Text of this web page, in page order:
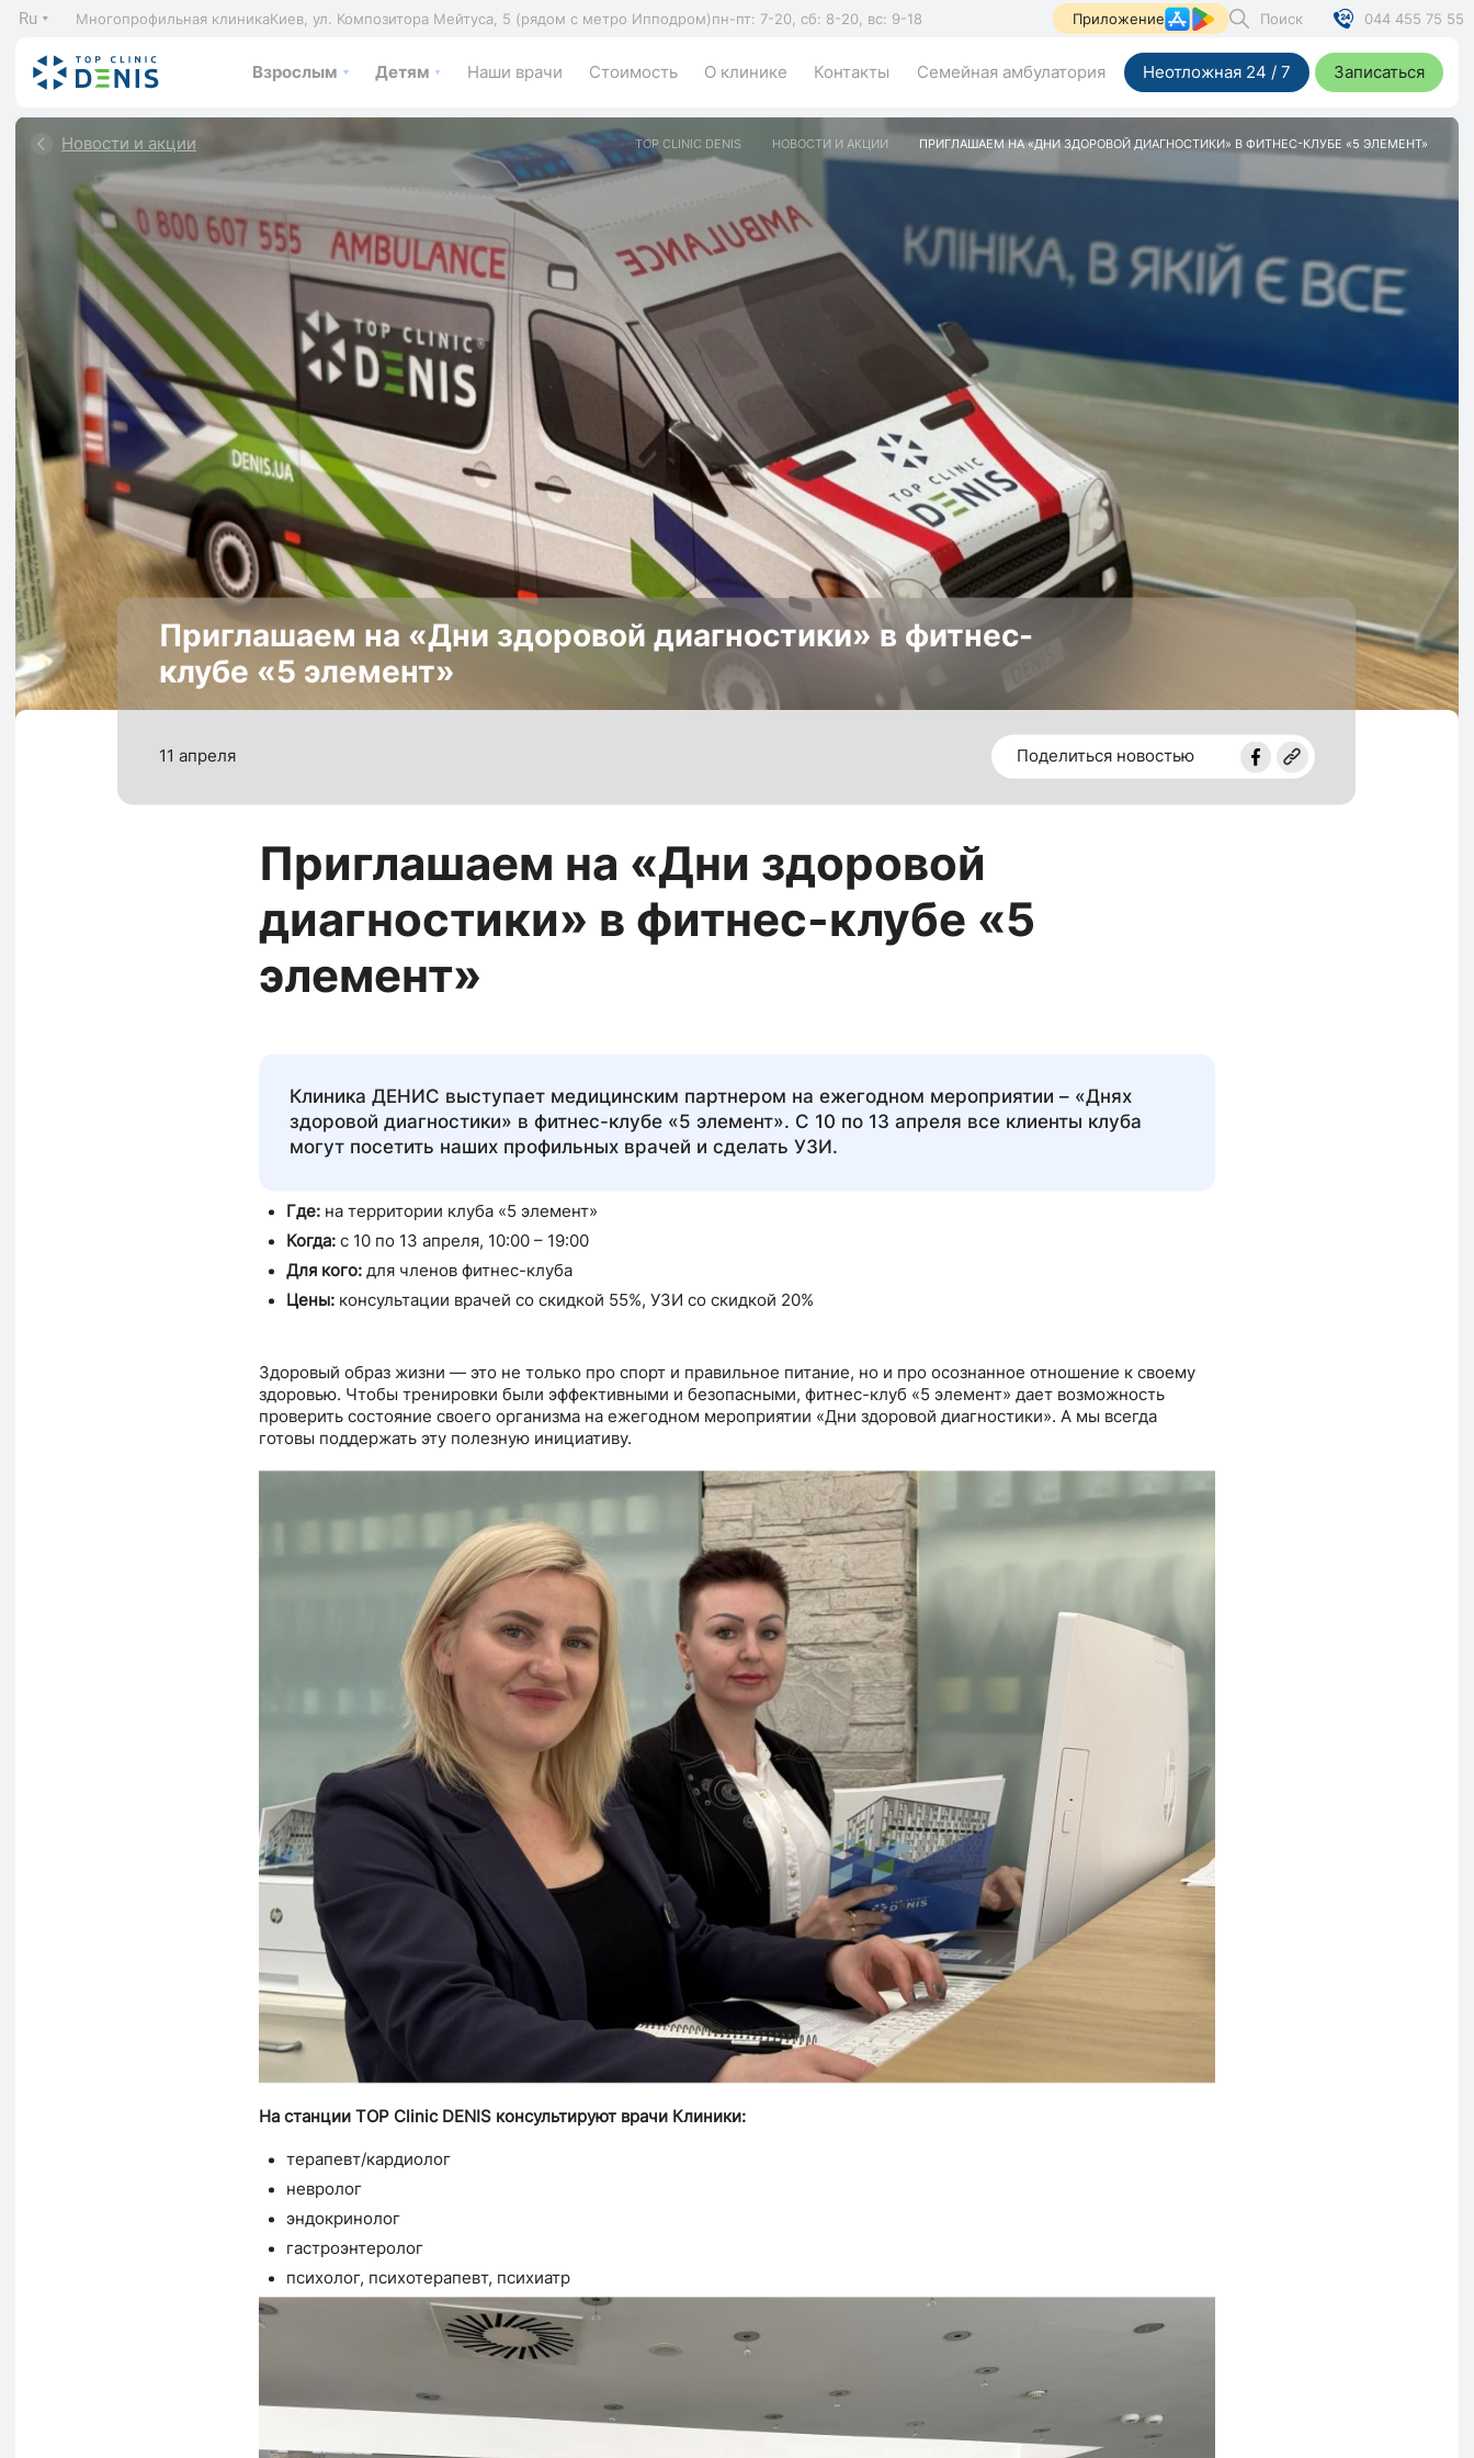
Ru Многопрофильная клиникаКиев, ул. Композитора Мейтуса, 5 (рядом с метро Ипподром)пн-пт: 7-20, сб: 8-20, вс: 9-18 Приложение Поиск 044 455 75 55
Взрослым Детям Наши врачи Стоимость О клинике Контакты Семейная амбулатория Неотложная 24 / 7 Записаться
Новости и акции TOP CLINIC DENIS НОВОСТИ И АКЦИИ ПРИГЛАШАЕМ НА «ДНИ ЗДОРОВОЙ ДИАГНОСТИКИ» В ФИТНЕС-КЛУБЕ «5 ЭЛЕМЕНТ»
Приглашаем на «Дни здоровой диагностики» в фитнес-
клубе «5 элемент»
11 апреля Поделиться новостью
Приглашаем на «Дни здоровой
диагностики» в фитнес-клубе «5
элемент»
Клиника ДЕНИС выступает медицинским партнером на ежегодном мероприятии – «Днях
здоровой диагностики» в фитнес-клубе «5 элемент». С 10 по 13 апреля все клиенты клуба
могут посетить наших профильных врачей и сделать УЗИ.
Где:на территории клуба «5 элемент»
Когда:с 10 по 13 апреля, 10:00 – 19:00
Для кого:для членов фитнес-клуба
Цены: консультации врачей со скидкой 55%, УЗИ со скидкой 20%
Здоровый образ жизни — это не только про спорт и правильное питание, но и про осознанное отношение к своему
здоровью. Чтобы тренировки были эффективными и безопасными, фитнес-клуб «5 элемент» дает возможность
проверить состояние своего организма на ежегодном мероприятии «Дни здоровой диагностики». А мы всегда
готовы поддержать эту полезную инициативу.
На станции TOP Clinic DENIS консультируют врачи Клиники:
терапевт/кардиолог
невролог
эндокринолог
гастроэнтеролог
психолог, психотерапевт, психиатр